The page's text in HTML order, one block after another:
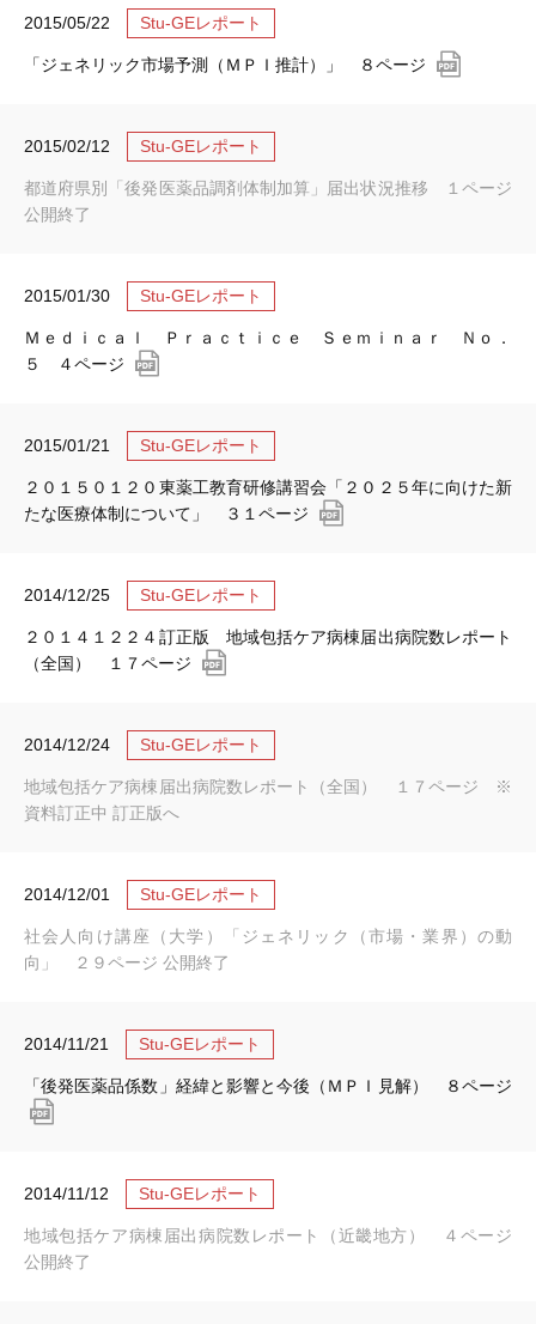
2015/05/22 Stu-GEレポート
「ジェネリック市場予測（ＭＰＩ推計）」 ８ページ
2015/02/12 Stu-GEレポート
都道府県別「後発医薬品調剤体制加算」届出状況推移 １ページ
公開終了
2015/01/30 Stu-GEレポート
Ｍｅｄｉｃａｌ Ｐｒａｃｔｉｃｅ Ｓｅｍｉｎａｒ Ｎｏ．
５ ４ページ
2015/01/21 Stu-GEレポート
２０１５０１２０東薬工教育研修講習会「２０２５年に向けた新
たな医療体制について」 ３１ページ
2014/12/25 Stu-GEレポート
２０１４１２２４訂正版 地域包括ケア病棟届出病院数レポート
（全国） １７ページ
2014/12/24 Stu-GEレポート
地域包括ケア病棟届出病院数レポート（全国） １７ページ ※
資料訂正中 訂正版へ
2014/12/01 Stu-GEレポート
社会人向け講座（大学）「ジェネリック（市場・業界）の動
向」 ２９ページ 公開終了
2014/11/21 Stu-GEレポート
「後発医薬品係数」経緯と影響と今後（ＭＰＩ見解） ８ページ
2014/11/12 Stu-GEレポート
地域包括ケア病棟届出病院数レポート（近畿地方） ４ページ
公開終了